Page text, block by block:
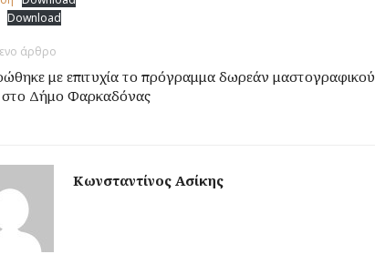
Download
άρθρο
με επιτυχία το πρόγραμμα δωρεάν μαστογραφικού
στο Δήμο Φαρκαδόνας
Κωνσταντίνος Ασίκης